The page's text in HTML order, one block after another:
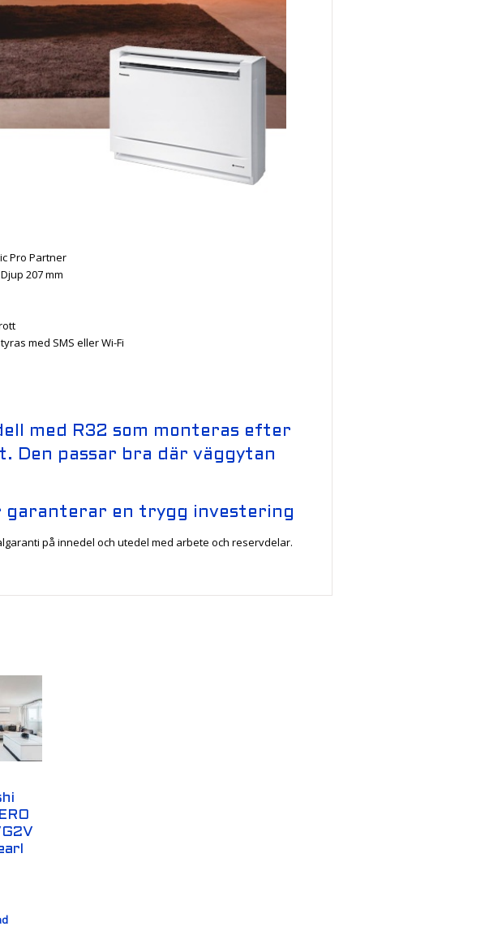
Pro Partner
207 mm
med SMS eller Wi-Fi
med R32 som monteras efter
Den passar bra där väggytan
garanterar en trygg investering
på innedel och utedel med arbete och reservdelar.